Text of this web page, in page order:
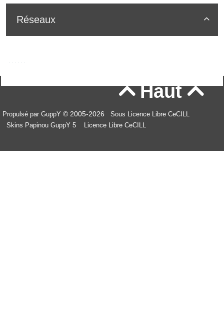

Réseaux
Haut
Propulsé par GuppY © 2005-2026
Sous Licence Libre CeCILL
Skins Papinou GuppY 5
Licence Libre CeCILL